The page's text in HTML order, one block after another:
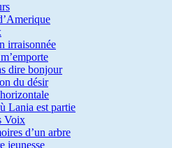
irraisonnée
dire bonjour
du désir
Lania est partie
Voix
d’un arbre
jeunesse